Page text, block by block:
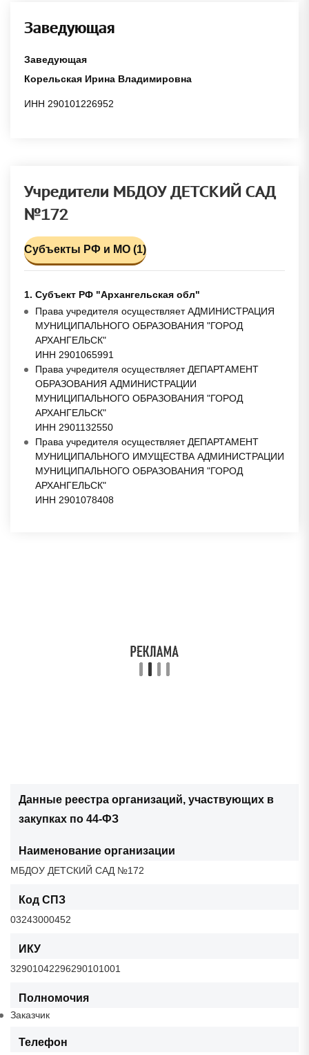
Заведующая
Заведующая
Корельская Ирина Владимировна
ИНН 290101226952
Учредители МБДОУ ДЕТСКИЙ САД
№172
Субъекты РФ и МО (1)
1. Субъект РФ "Архангельская обл"
Права учредителя осуществляет АДМИНИСТРАЦИЯ
МУНИЦИПАЛЬНОГО ОБРАЗОВАНИЯ "ГОРОД
АРХАНГЕЛЬСК"
ИНН 2901065991
Права учредителя осуществляет ДЕПАРТАМЕНТ
ОБРАЗОВАНИЯ АДМИНИСТРАЦИИ
МУНИЦИПАЛЬНОГО ОБРАЗОВАНИЯ "ГОРОД
АРХАНГЕЛЬСК"
ИНН 2901132550
Права учредителя осуществляет ДЕПАРТАМЕНТ
МУНИЦИПАЛЬНОГО ИМУЩЕСТВА АДМИНИСТРАЦИИ
МУНИЦИПАЛЬНОГО ОБРАЗОВАНИЯ "ГОРОД
АРХАНГЕЛЬСК"
ИНН 2901078408
Данные реестра организаций, участвующих в
закупках по 44-ФЗ
Наименование организации
МБДОУ ДЕТСКИЙ САД №172
Код СПЗ
03243000452
ИКУ
32901042296290101001
Полномочия
Заказчик
Телефон